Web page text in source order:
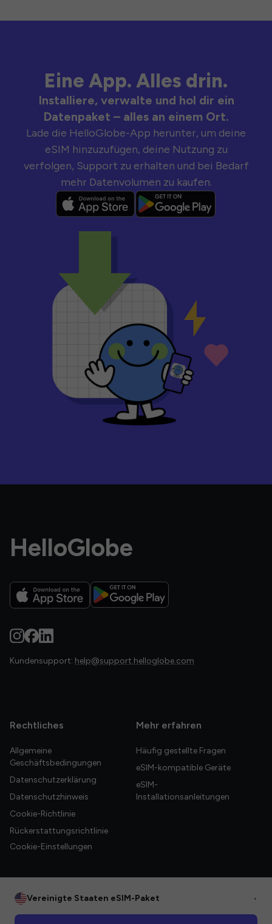
Eine App. Alles drin.
Installiere, verwalte und hol dir ein
Datenpaket – alles an einem Ort.
Lade die HelloGlobe-App herunter, um deine
eSIM hinzuzufügen, deine Nutzung zu
verfolgen, Support zu erhalten und bei Bedarf
mehr Datenvolumen zu kaufen.
HelloGlobe
Kundensupport: help@support.helloglobe.com
Rechtliches
Allgemeine
Geschäftsbedingungen
Datenschutzerklärung
Datenschutzhinweis
Cookie-Richtlinie
Rückerstattungsrichtlinie
Cookie-Einstellungen
Mehr erfahren
Häufig gestellte Fragen
eSIM-kompatible Geräte
eSIM-
Installationsanleitungen
Vereinigte Staaten eSIM-Paket •